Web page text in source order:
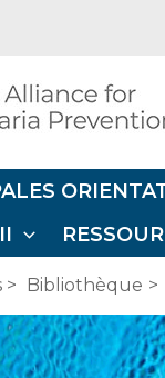
Bibliothèque